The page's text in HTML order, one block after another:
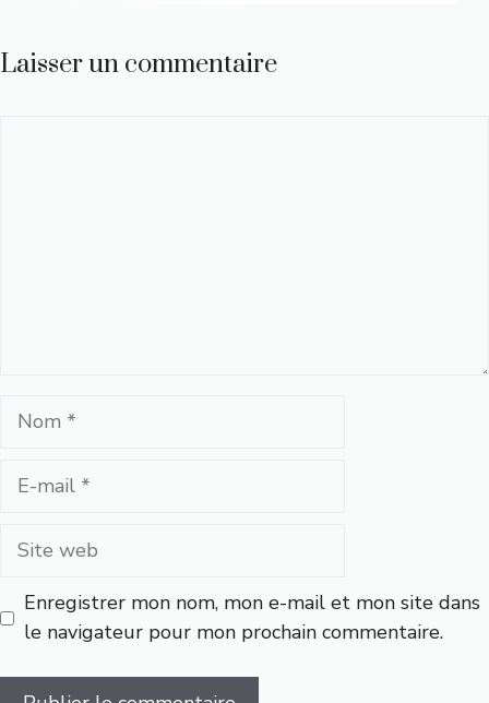
Laisser un commentaire
Nom
Site
Enregistrer mon nom, mon e-mail et mon site dans
le navigateur pour mon prochain commentaire.